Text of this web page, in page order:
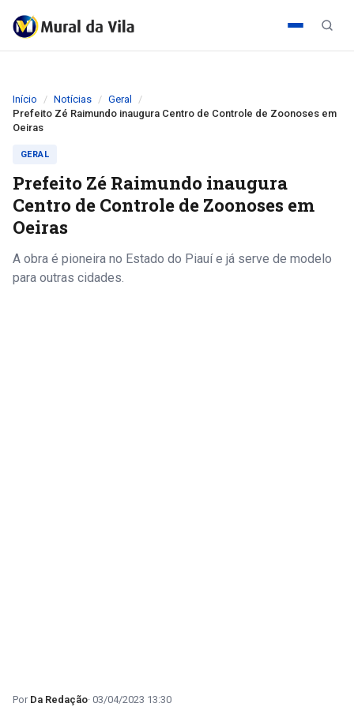
Início Notícias
Geral
Prefeito Zé Raimundo inaugura Centro de Controle de Zoonoses em
Oeiras
GERAL
Prefeito Zé Raimundo inaugura
Centro de Controle de Zoonoses em
Oeiras
A obra é pioneira no Estado do Piauí e já serve de modelo
para outras cidades.
Da Redação 03/04/2023 13:30